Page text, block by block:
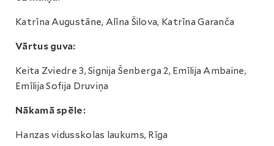
Katrīna Augustāne, Alīna Šilova, Katrīna Garanča
Vārtus guva:
Keita Zviedre 3, Signija Šenberga 2, Emīlija Ambaine,
Emīlija Sofija Druviņa
Nākamā spēle:
Hanzas vidusskolas laukums, Rīga